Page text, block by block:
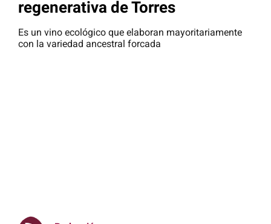
regenerativa de Torres
Es un vino ecológico que elaboran mayoritariamente
con la variedad ancestral forcada